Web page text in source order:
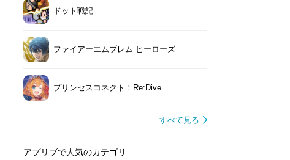
ドット戦記
ファイアーエムブレム ヒーローズ
プリンセスコネクト！Re:Dive
すべて見る
アプリブで人気のカテゴリ